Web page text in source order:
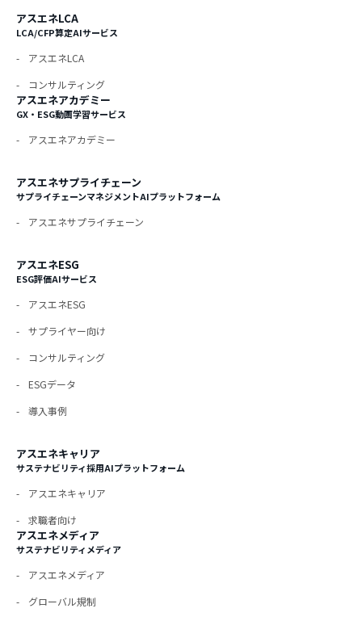
アスエネLCA
LCA/CFP算定AIサービス
アスエネLCA
コンサルティング
アスエネアカデミー
GX・ESG動画学習サービス
アスエネアカデミー
アスエネサプライチェーン
サプライチェーンマネジメントAIプラットフォーム
アスエネサプライチェーン
アスエネESG
ESG評価AIサービス
アスエネESG
サプライヤー向け
コンサルティング
ESGデータ
導入事例
アスエネキャリア
サステナビリティ採用AIプラットフォーム
アスエネキャリア
求職者向け
アスエネメディア
サステナビリティメディア
アスエネメディア
グローバル規制